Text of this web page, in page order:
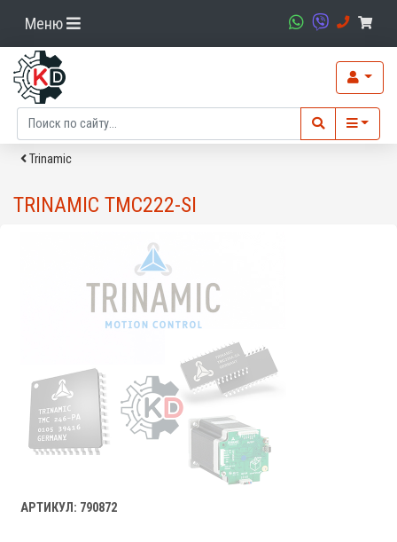
Меню
Trinamic
TRINAMIC TMC222-SI
АРТИКУЛ: 790872